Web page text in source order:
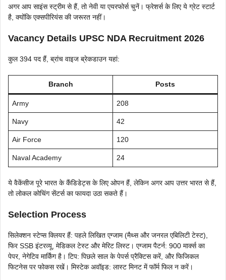
अगर आप साइंस स्ट्रीम से हैं, तो नेवी या एयरफोर्स चुनें। फ्रेशर्स के लिए ये ग्रेट स्टार्ट
है, क्योंकि एक्सपीरियंस की जरूरत नहीं।
Vacancy Details UPSC NDA Recruitment 2026
कुल 394 पद हैं, ब्रांच वाइज ब्रेकडाउन यहां:
Branch Posts
Army 208
Navy 42
Air Force 120
Naval Academy 24
ये वैकेंसीज पूरे भारत के कैंडिडेट्स के लिए ओपन हैं, लेकिन अगर आप उत्तर भारत से हैं,
तो लोकल कोचिंग सेंटर्स का फायदा उठा सकते हैं।
Selection Process
सिलेक्शन स्टेप्स क्लियर हैं: पहले लिखित एग्जाम (मैथ्स और जनरल एबिलिटी टेस्ट),
फिर SSB इंटरव्यू, मेडिकल टेस्ट और मेरिट लिस्ट। एग्जाम पैटर्न: 900 मार्क्स का
पेपर, नेगेटिव मार्किंग है। टिप: पिछले साल के पेपर्स प्रैक्टिस करें, और फिजिकल
फिटनेस पर फोकस रखें। मिस्टेक अवॉइड: लास्ट मिनट में फॉर्म फिल न करें।